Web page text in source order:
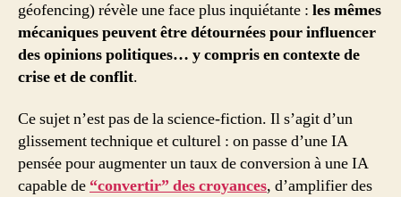
se
militarise
géofencing) révèle une face plus inquiétante : les mêmes
mécaniques peuvent être détournées pour influencer
des opinions politiques… y compris en contexte de
crise et de conflit.
Ce sujet n’est pas de la science-fiction. Il s’agit d’un
glissement technique et culturel : on passe d’une IA
pensée pour augmenter un taux de conversion à une IA
capable de “convertir” des croyances, d’amplifier des